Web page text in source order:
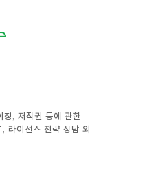
, 저작권 등에 관한
라이선스 전략 상담 외